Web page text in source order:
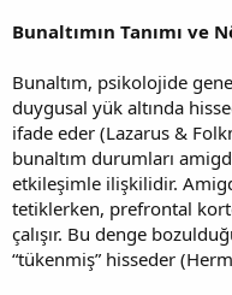
Bunaltımın Tanımı ve
Bunaltım, psikolojide
duygusal yük altında
ifade eder (Lazarus &
bunaltım durumları
etkileşimle ilişkilidir.
tetiklerken, prefrontal
çalışır. Bu denge
“tükenmiş” hisseder